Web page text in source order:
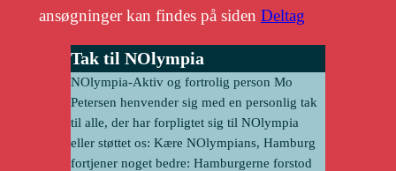
ansøgninger kan findes på siden Deltag
Tak til NOlympia
NOlympia-Aktiv og fortrolig person Mo
Petersen henvender sig med en personlig tak
til alle, der har forpligtet sig til NOlympia
eller støttet os: Kære NOlympians, Hamburg
fortjener noget bedre: Hamburgerne forstod